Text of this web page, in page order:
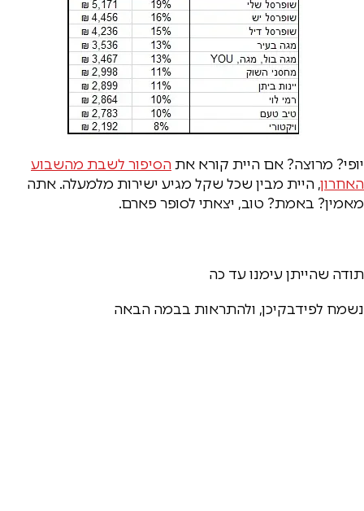
יופי? מרוצה? אם היית קורא את הסיפור לשבת מהשבוע
האחרון, היית מבין שכל שקל מגיע ישירות מלמעלה. אתה
מאמין? באמת? טוב, יצאתי לסופר פארם.
תודה שהייתן עימנו עד כה
נשמח לפידבקיכן, ולהתראות בבמה הבאה